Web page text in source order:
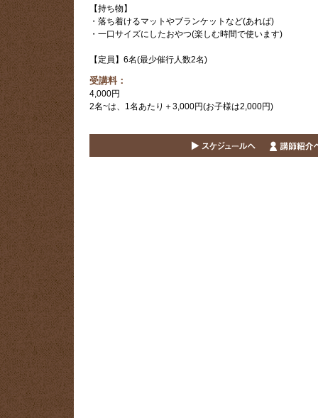
【持ち物】
・落ち着けるマットやブランケットなど(あれば)
・一口サイズにしたおやつ(楽しむ時間で使います)
【定員】6名(最少催行人数2名)
受講料：
4,000円
2名~は、1名あたり＋3,000円(お子様は2,000円)